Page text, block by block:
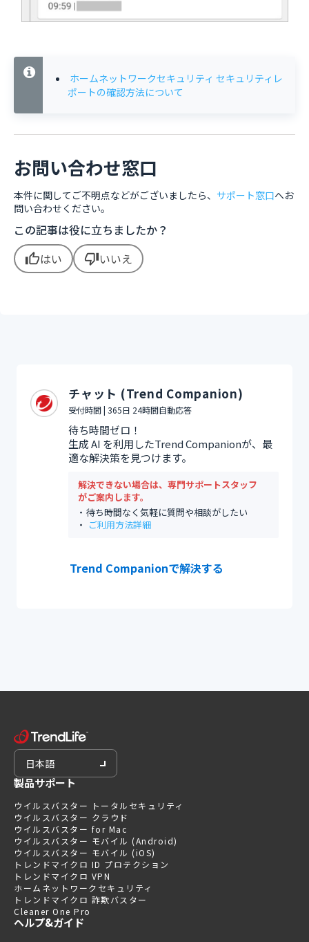
ホームネットワークセキュリティ セキュリティレ
ポートの確認方法について
お問い合わせ窓口
本件に関してご不明点などがございましたら、 サポート窓口へお
問い合わせください。
この記事は役に立ちましたか？
thumb_upはい thumb_downいいえ
チャット (Trend Companion)
受付時間 | 365日 24時間自動応答
待ち時間ゼロ！
生成 AI を利用したTrend Companionが、最
適な解決策を見つけます。
解決できない場合は、専門サポートスタッフ
がご案内します。
待ち時間なく気軽に質問や相談がしたい
ご利用方法詳細
Trend Companionで解決する
日本語
製品サポート
ウイルスバスター トータルセキュリティ
ウイルスバスター クラウド
ウイルスバスター for Mac
ウイルスバスター モバイル (Android)
ウイルスバスター モバイル (iOS)
トレンドマイクロ ID プロテクション
トレンドマイクロ VPN
ホームネットワークセキュリティ
トレンドマイクロ 詐欺バスター
Cleaner One Pro
ヘルプ&ガイド